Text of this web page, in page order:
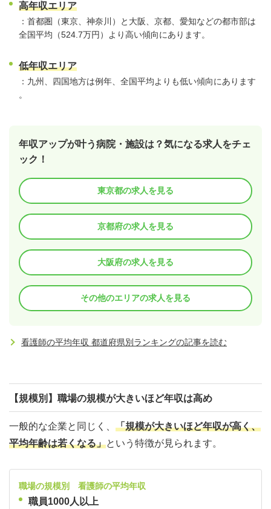
高年収エリア
：首都圏（東京、神奈川）と大阪、京都、愛知などの都市部は
全国平均（524.7万円）より高い傾向にあります。
低年収エリア
：九州、四国地方は例年、全国平均よりも低い傾向にあります
。
年収アップが叶う病院・施設は？気になる求人をチェ
ック！
東京都の求人を見る
京都府の求人を見る
大阪府の求人を見る
その他のエリアの求人を見る
看護師の平均年収 都道府県別ランキングの記事を読む
【規模別】職場の規模が大きいほど年収は高め
一般的な企業と同じく、 「規模が大きいほど年収が高く、
平均年齢は若くなる」という特徴が見られます。
職場の規模別 看護師の平均年収
職員1000人以上